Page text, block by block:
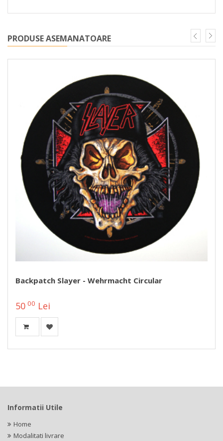
PRODUSE ASEMANATOARE
Backpatch Slayer - Wehrmacht Circular
50 00 Lei
Informatii Utile
Home
Modalitati livrare